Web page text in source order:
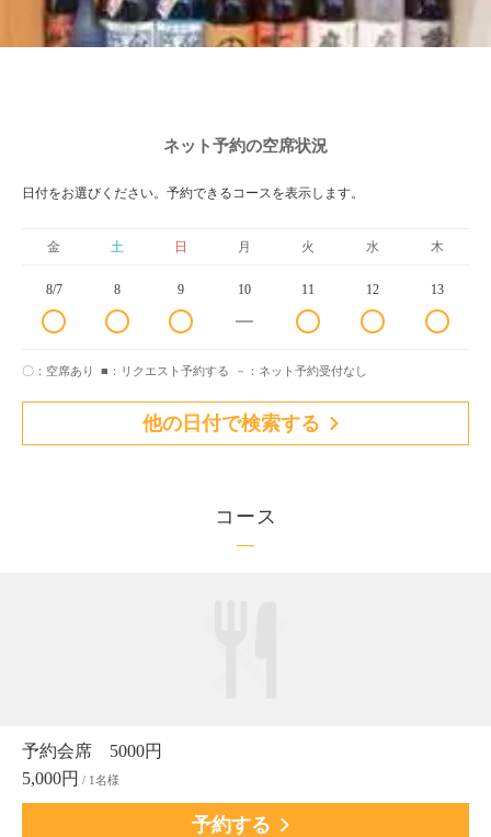
ネット予約の空席状況
日付をお選びください。予約できるコースを表示します。
金 土 日 月 火 水 木
8/7 8 9 10 11 12 13
〇：空席あり ■：リクエスト予約する －：ネット予約受付なし
他の日付で検索する
コース
予約会席 5000円
5,000円 / 1名様
予約する